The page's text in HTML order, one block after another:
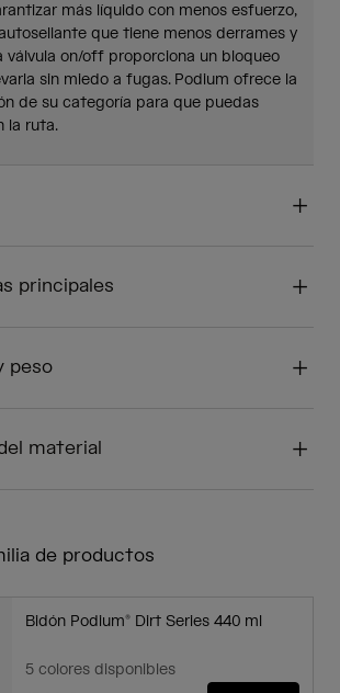
más líquido con menos esfuerzo,
que tiene menos derrames y
válvula on/off proporciona un bloqueo
sin miedo a fugas. Podium ofrece la
de su categoría para que puedas
la ruta.
principales
peso
material
de productos
Bidón Podium® Dirt Series 440 ml
5 colores disponibles